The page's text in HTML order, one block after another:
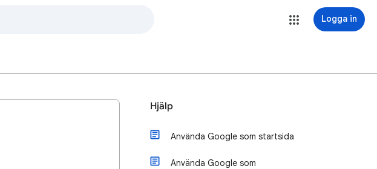
Logga in
Hjälp
Använda Google som startsida
Använda Google som